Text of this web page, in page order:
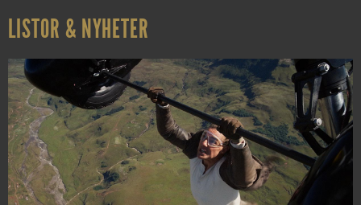
LISTOR & NYHETER